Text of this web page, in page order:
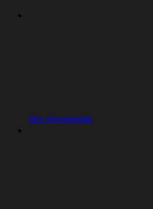
Vue d'ensemble